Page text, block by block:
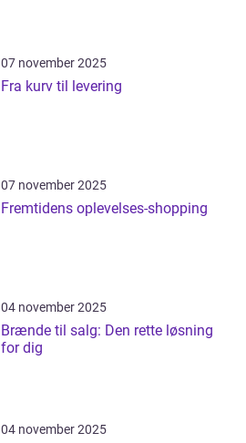
07 november 2025
Fra kurv til levering
07 november 2025
Fremtidens oplevelses-shopping
04 november 2025
Brænde til salg: Den rette løsning
for dig
04 november 2025